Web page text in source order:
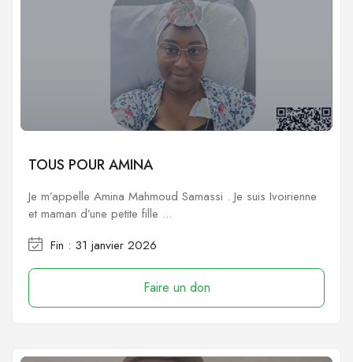
TOUS POUR AMINA
Je m’appelle Amina Mahmoud Samassi . Je suis Ivoirienne
et maman d’une petite fille ...
Fin : 31 janvier 2026
Faire un don